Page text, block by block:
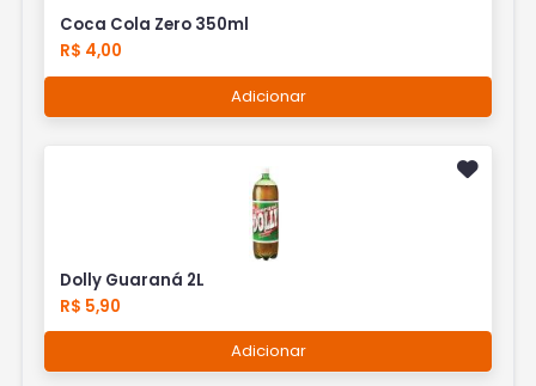
Coca Cola Zero 350ml
R$ 4,00
Adicionar
Dolly Guaraná 2L
R$ 5,90
Adicionar